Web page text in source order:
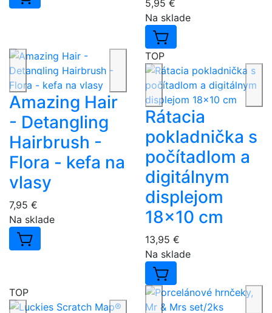
5,95 €
Na sklade
Amazing Hair
- Detangling
Hairbrush -
Flora - kefa na
vlasy
7,95 €
Na sklade
TOP
Rátacia
pokladnička s
počítadlom a
digitálnym
displejom
18x10 cm
13,95 €
Na sklade
TOP